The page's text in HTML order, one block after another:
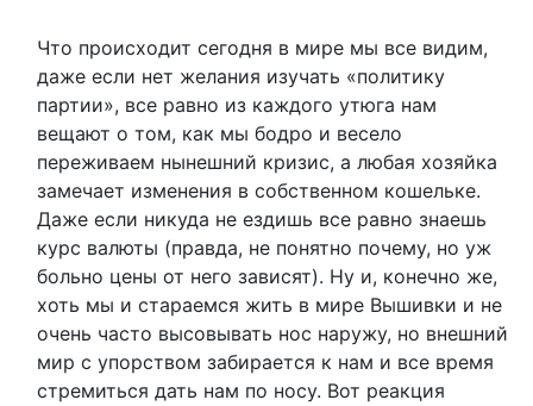
Что происходит сегодня в мире мы все видим,
даже если нет желания изучать «политику
партии», все равно из каждого утюга нам
вещают о том, как мы бодро и весело
переживаем нынешний кризис, а любая хозяйка
замечает изменения в собственном кошельке.
Даже если никуда не ездишь все равно знаешь
курс валюты (правда, не понятно почему, но уж
больно цены от него зависят). Ну и, конечно же,
хоть мы и стараемся жить в мире Вышивки и не
очень часто высовывать нос наружу, но внешний
мир с упорством забирается к нам и все время
стремиться дать нам по носу. Вот реакция